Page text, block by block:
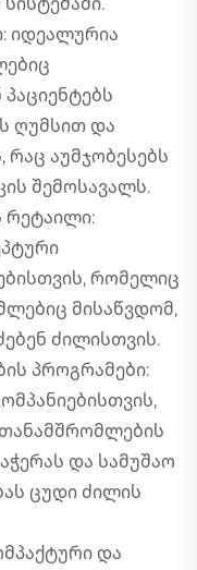
იდეალურია
ღუმსით და
აუმჯობესებს
შემოსავალს.
რეტაილი:
რომელიც
მისაწვდომ,
ძილისთვის.
პროგრამები:
და სამუშაო
ცუდი ძილის
და